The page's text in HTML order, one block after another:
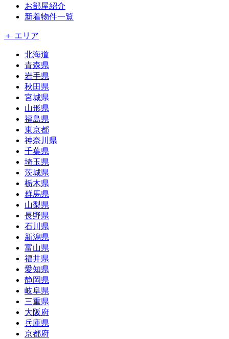
お部屋紹介
新着物件一覧
＋ エリア
北海道
青森県
岩手県
秋田県
宮城県
山形県
福島県
東京都
神奈川県
千葉県
埼玉県
茨城県
栃木県
群馬県
山梨県
長野県
石川県
新潟県
富山県
福井県
愛知県
静岡県
岐阜県
三重県
大阪府
兵庫県
京都府